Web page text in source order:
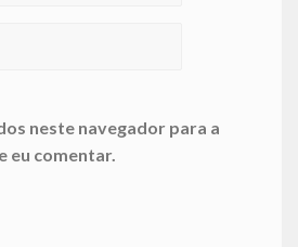
neste navegador para a
eu comentar.